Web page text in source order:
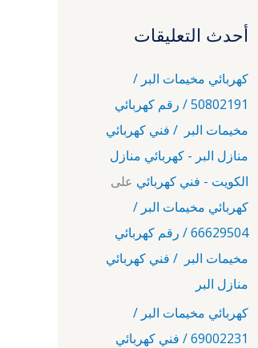
أحدث التعليقات
كهربائي مخيمات البر /
50802191 / رقم كهربائي
مخيمات البر / فني كهربائي
منازل البر - كهربائي منازل
الكويت - فني كهربائي على
كهربائي مخيمات البر /
66629504 / رقم كهربائي
مخيمات البر / فني كهربائي
منازل البر
كهربائي مخيمات البر /
69002231 / فني كهربائي